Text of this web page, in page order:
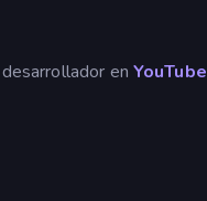
en YouTube